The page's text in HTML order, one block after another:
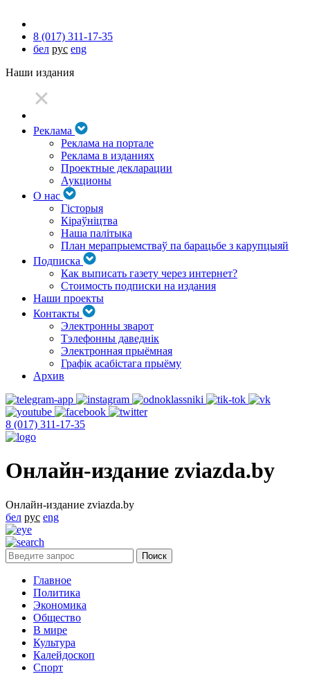
8 (017) 311-17-35
бел рус eng
Наши издания
Реклама
Реклама на портале
Реклама в изданиях
Проектные декларации
Аукционы
О нас
Гісторыя
Кіраўніцтва
Наша палітыка
План мерапрыемстваў па барацьбе з карупцыяй
Подписка
Как выписать газету через интернет?
Стоимость подписки на издания
Наши проекты
Контакты
Электронны зварот
Тэлефонны даведнік
Электронная прыёмная
Графік асабістага прыёму
Архив
8 (017) 311-17-35
Онлайн-издание zviazda.by
Онлайн-издание zviazda.by
бел рус eng
Главное
Политика
Экономика
Общество
В мире
Культура
Калейдоскоп
Спорт